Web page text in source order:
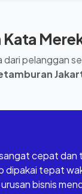
Kata
dari pelanggan
cepat dan
dipakai tepat
bisnis